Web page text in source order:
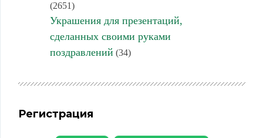
(2651)
Украшения для презентаций,
сделанных своими руками
поздравлений (34)
Регистрация